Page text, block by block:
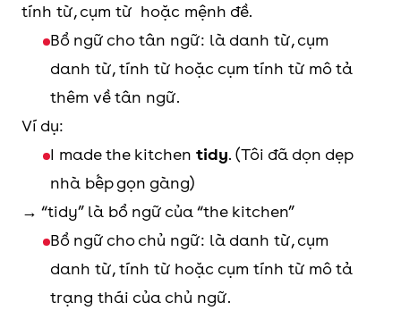
tính từ, cụm từ hoặc mệnh đề.
Bổ ngữ cho tân ngữ: là danh từ, cụm
danh từ, tính từ hoặc cụm tính từ mô tả
thêm về tân ngữ.
Ví dụ:
I made the kitchen tidy. (Tôi đã dọn dẹp
nhà bếp gọn gàng)
→ “tidy” là bổ ngữ của “the kitchen”
Bổ ngữ cho chủ ngữ: là danh từ, cụm
danh từ, tính từ hoặc cụm tính từ mô tả
trạng thái của chủ ngữ.